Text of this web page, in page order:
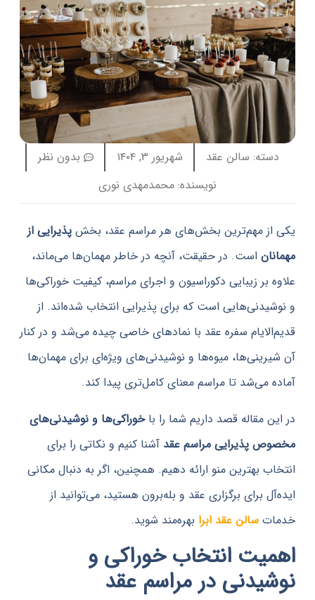
سالن عقد شهریور ۳, ۱۴۰۴
بدون نظر
محمدمهدی نوری
مهم‌ترین بخش‌های هر مراسم عقد، بخشپذیرایی از
است. در حقیقت، آنچه در خاطر مهمان‌ها می‌ماند،
بر زیبایی دکوراسیون و اجرای مراسم، کیفیت خوراکی‌ها
است که برای پذیرایی انتخاب شده‌اند. از
سفره عقد با نمادهای خاصی چیده می‌شد و در کنار
میوه‌ها و نوشیدنی‌های ویژه‌ای برای مهمان‌ها
می‌شد تا مراسم معنای کامل‌تری پیدا کند.
مقاله قصد داریم شما را با خوراکی‌ها و نوشیدنی‌های
پذیرایی مراسم عقدآشنا کنیم و نکاتی را برای
بهترین منو ارائه دهیم. همچنین، اگر به دنبال مکانی
برای برگزاری عقد و بله‌برون هستید، می‌توانید از
سالن عقد ابرابهره‌مند شوید.
انتخاب خوراکی و
در مراسم عقد